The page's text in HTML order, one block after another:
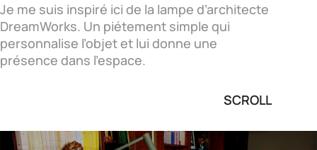
Je me suis inspiré ici de la lampe d’architecte
DreamWorks. Un piétement simple qui
personnalise l’objet et lui donne une
présence dans l’espace.
SCROLL